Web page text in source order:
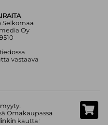
Selkomaa
Oy
vastaava
Omakaupassa
kautta!